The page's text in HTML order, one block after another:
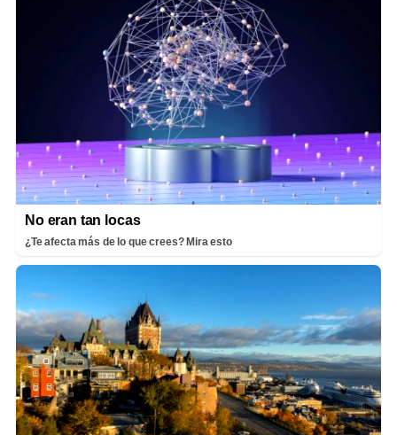
No eran tan locas
¿Te afecta más de lo que crees? Mira esto